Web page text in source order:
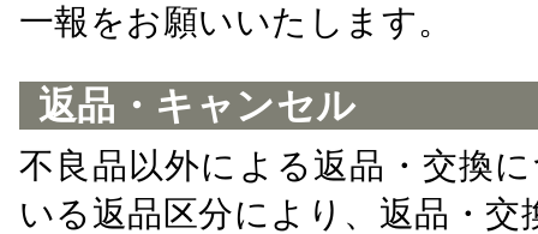
一報をお願いいたします。
返品・キャンセル
不良品以外による返品・交換
いる返品区分により、返品・